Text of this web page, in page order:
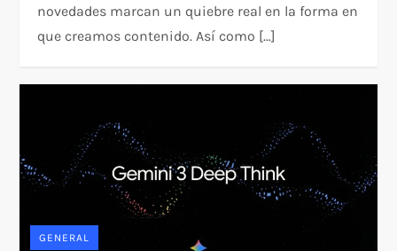
novedades marcan un quiebre real en la forma en
que creamos contenido. Así como […]
GENERAL